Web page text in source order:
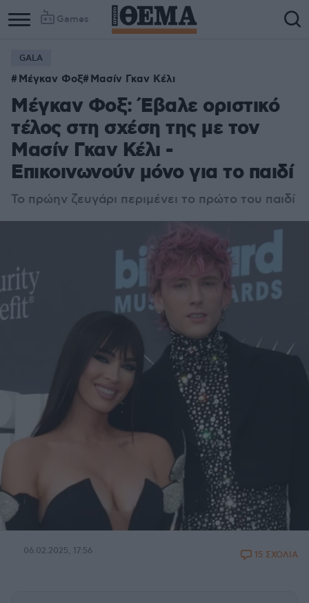
Games
GALA
Μέγκαν Φοξ Μασίν Γκαν Κέλι
Μέγκαν Φοξ: Έβαλε οριστικό
τέλος στη σχέση της με τον
Μασίν Γκαν Κέλι -
Επικοινωνούν μόνο για το παιδί
Το πρώην ζευγάρι περιμένει το πρώτο του παιδί
06.02.2025, 17:56 15 ΣΧΟΛΙΑ